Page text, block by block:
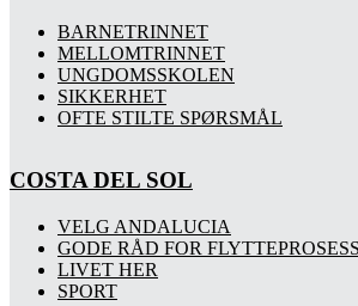
BARNETRINNET
MELLOMTRINNET
UNGDOMSSKOLEN
SIKKERHET
OFTE STILTE SPØRSMÅL
COSTA DEL SOL
VELG ANDALUCIA
GODE RÅD FOR
LIVET HER
SPORT